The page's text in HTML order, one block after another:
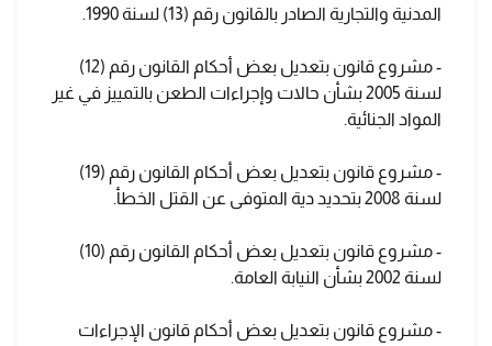
المدنية والتجارية الصادر بالقانون رقم (13) لسنة 1990.
- مشروع قانون بتعديل بعض أحكام القانون رقم (12)
لسنة 2005 بشأن حالات وإجراءات الطعن بالتمييز في غير
المواد الجنائية.
- مشروع قانون بتعديل بعض أحكام القانون رقم (19)
لسنة 2008 بتحديد دية المتوفى عن القتل الخطأ.
- مشروع قانون بتعديل بعض أحكام القانون رقم (10)
لسنة 2002 بشأن النيابة العامة.
- مشروع قانون بتعديل بعض أحكام قانون الإجراءات